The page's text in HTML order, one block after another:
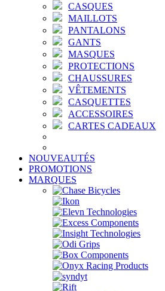
CASQUES
MAILLOTS
PANTALONS
GANTS
MASQUES
PROTECTIONS
CHAUSSURES
VÊTEMENTS
CASQUETTES
ACCESSOIRES
CARTES CADEAUX
NOUVEAUTÉS
PROMOTIONS
MARQUES